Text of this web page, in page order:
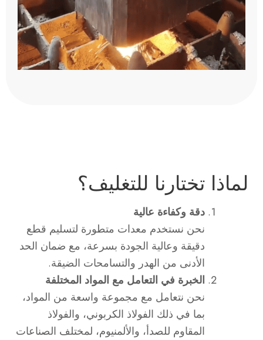
لماذا تختارنا للتغليف؟
دقة وكفاءة عالية
نحن نستخدم معدات متطورة لتسليم قطع
دقيقة وعالية الجودة بسرعة، مع ضمان الحد
الأدنى من الهدر والتسامحات الضيقة.
الخبرة في التعامل مع المواد المختلفة
نحن نتعامل مع مجموعة واسعة من المواد،
بما في ذلك الفولاذ الكربوني، والفولاذ
المقاوم للصدأ، والألمنيوم، لمختلف الصناعات